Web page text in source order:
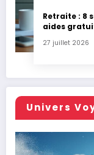
Retraite : 8
aides
27 juillet 2026
Univers